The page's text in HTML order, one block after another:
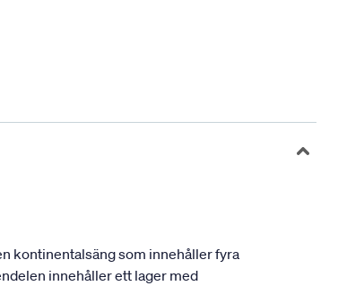
kontinentalsäng som innehåller fyra
innehåller ett lager med